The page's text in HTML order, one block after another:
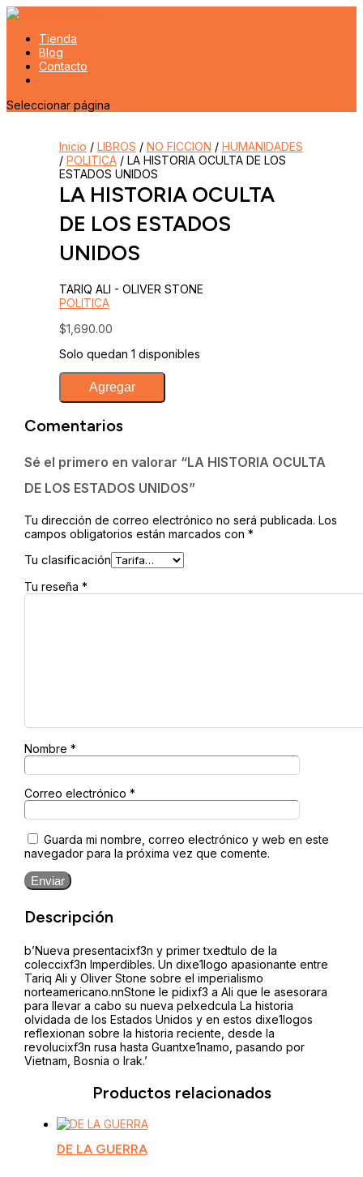
Tienda
Blog
Contacto
Seleccionar página
Inicio / LIBROS / NO FICCION / HUMANIDADES
/ POLITICA/ LA HISTORIA OCULTA DE LOS
ESTADOS UNIDOS
LA HISTORIA OCULTA
DE LOS ESTADOS
UNIDOS
TARIQ ALI - OLIVER STONE
POLITICA
$1,690.00
Solo quedan 1 disponibles
LA
HISTORIA
OCULTA
LOS
UNIDOS
Agregar
Comentarios
Sé el primero en valorar “LA HISTORIA OCULTA
DE LOS ESTADOS UNIDOS”
Tu dirección de correo electrónico no será publicada. Los
campos obligatorios están marcados con *
Tu clasificación
Tu reseña *
Nombre *
Correo electrónico *
Guarda mi nombre, correo electrónico y web en este
navegador para la próxima vez que comente.
Enviar
Descripción
b’Nueva presentacixf3n y primer txedtulo de la
coleccixf3n Imperdibles. Un dixe1logo apasionante entre
Tariq Ali y Oliver Stone sobre el imperialismo
norteamericano.nnStone le pidixf3 a Ali que le asesorara
para llevar a cabo su nueva pelxedcula La historia
olvidada de los Estados Unidos y en estos dixe1logos
reflexionan sobre la historia reciente, desde la
revolucixf3n rusa hasta Guantxe1namo, pasando por
Vietnam, Bosnia o Irak.’
Productos relacionados
DE LA GUERRA